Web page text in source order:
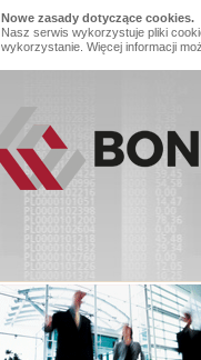
Nowe zasady dotyczące cookies.
Nasz serwis wykorzystuje pliki
wykorzystanie. Więcej informacji